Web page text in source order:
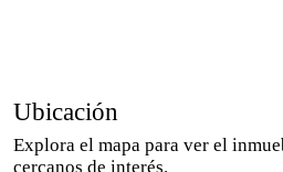
Ubicación
Explora el mapa para ver el
cercanos de interés.